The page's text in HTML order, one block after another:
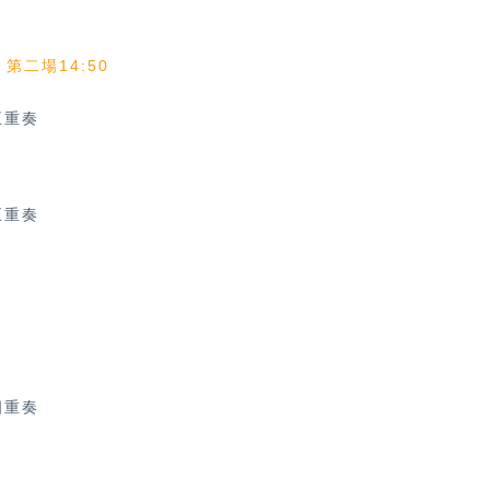
第二場14:50
奏
奏
奏